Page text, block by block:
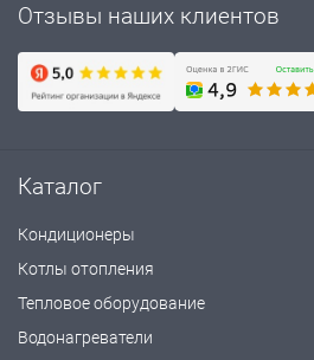
Отзывы наших клиентов
Каталог
Кондиционеры
Котлы отопления
Тепловое оборудование
Водонагреватели